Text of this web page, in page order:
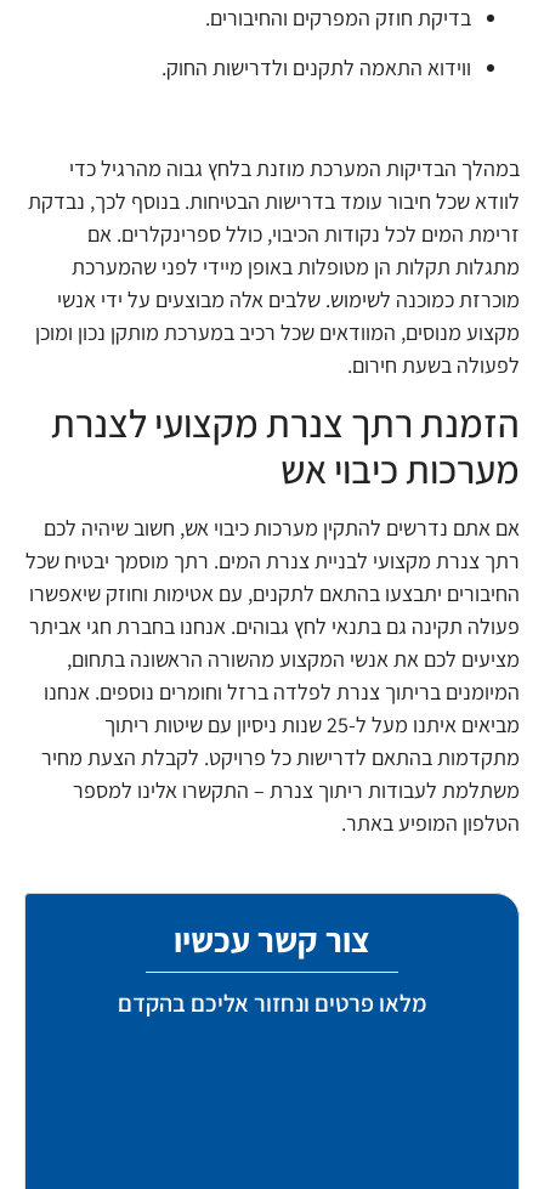
בדיקת חוזק המפרקים והחיבורים.
ווידוא התאמה לתקנים ולדרישות החוק.
במהלך הבדיקות המערכת מוזנת בלחץ גבוה מהרגיל כדי
לוודא שכל חיבור עומד בדרישות הבטיחות. בנוסף לכך, נבדקת
זרימת המים לכל נקודות הכיבוי, כולל ספרינקלרים. אם
מתגלות תקלות הן מטופלות באופן מיידי לפני שהמערכת
מוכרזת כמוכנה לשימוש. שלבים אלה מבוצעים על ידי אנשי
מקצוע מנוסים, המוודאים שכל רכיב במערכת מותקן נכון ומוכן
לפעולה בשעת חירום.
הזמנת רתך צנרת מקצועי לצנרת
מערכות כיבוי אש
אם אתם נדרשים להתקין מערכות כיבוי אש, חשוב שיהיה לכם
רתך צנרת מקצועי לבניית צנרת המים. רתך מוסמך יבטיח שכל
החיבורים יתבצעו בהתאם לתקנים, עם אטימות וחוזק שיאפשרו
פעולה תקינה גם בתנאי לחץ גבוהים. אנחנו בחברת חגי אביתר
מציעים לכם את אנשי המקצוע מהשורה הראשונה בתחום,
המיומנים בריתוך צנרת לפלדה ברזל וחומרים נוספים. אנחנו
מביאים איתנו מעל ל-25 שנות ניסיון עם שיטות ריתוך
מתקדמות בהתאם לדרישות כל פרויקט. לקבלת הצעת מחיר
משתלמת לעבודות ריתוך צנרת – התקשרו אלינו למספר
הטלפון המופיע באתר.
צור קשר עכשיו
מלאו פרטים ונחזור אליכם בהקדם